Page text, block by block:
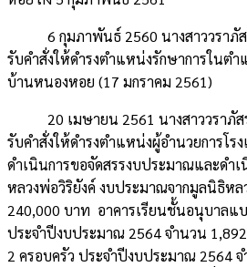
6 กุมภาพันธ์ 2560 นางสาววราภัส
รับคำสั่งให้ดำรงตำแหน่งรักษาการในตำ
บ้านหนองหอย (17 มกราคม 2561)
20 เมษายน 2561 นางสาววราภัส
รับคำสั่งให้ดำรงตำแหน่งผู้อำนวยการโร
ดำเนินการขอจัดสรรงบประมาณและดำเ
หลวงพ่อวิริยังค์ งบประมาณจากมูลนิธิหล
240,000 บาท อาคารเรียนชั้นอนุบาลแ
ประจำปีงบประมาณ 2564 จำนวน
2 ครอบครัว ประจำปีงบประมาณ 2564